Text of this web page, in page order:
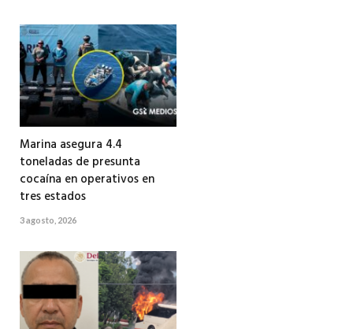
Marina asegura 4.4
toneladas de presunta
cocaína en operativos en
tres estados
3 agosto, 2026